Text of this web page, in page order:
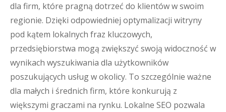
dla firm, które pragną dotrzeć do klientów w swoim
regionie. Dzięki odpowiedniej optymalizacji witryny
pod kątem lokalnych fraz kluczowych,
przedsiębiorstwa mogą zwiększyć swoją widoczność w
wynikach wyszukiwania dla użytkowników
poszukujących usług w okolicy. To szczególnie ważne
dla małych i średnich firm, które konkurują z
większymi graczami na rynku. Lokalne SEO pozwala